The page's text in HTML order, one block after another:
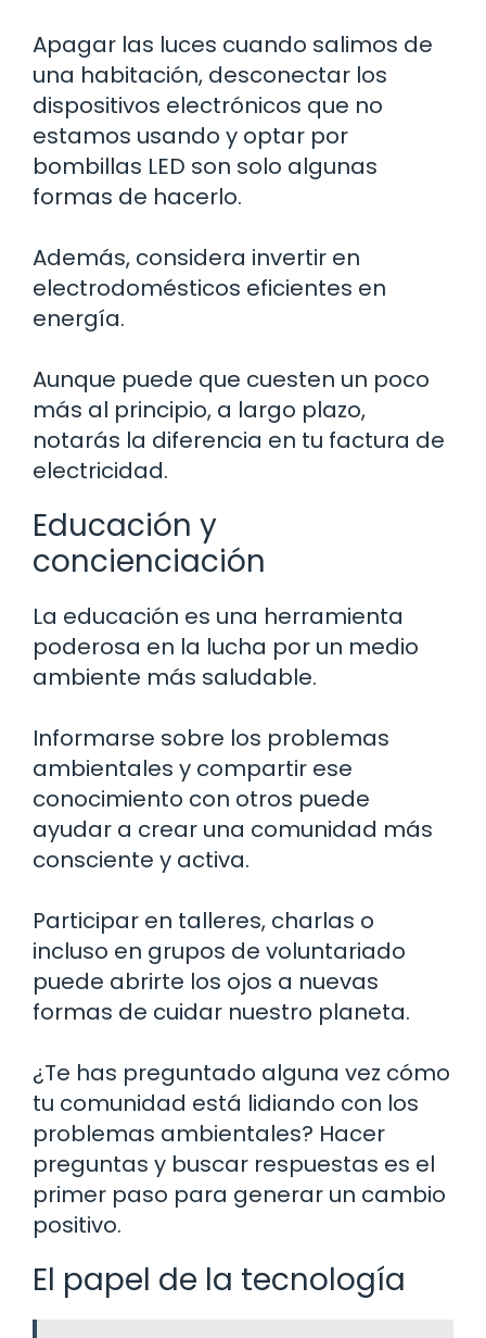
Apagar las luces cuando salimos de
una habitación, desconectar los
dispositivos electrónicos que no
estamos usando y optar por
bombillas LED son solo algunas
formas de hacerlo.
Además, considera invertir en
electrodomésticos eficientes en
energía.
Aunque puede que cuesten un poco
más al principio, a largo plazo,
notarás la diferencia en tu factura de
electricidad.
Educación y
concienciación
La educación es una herramienta
poderosa en la lucha por un medio
ambiente más saludable.
Informarse sobre los problemas
ambientales y compartir ese
conocimiento con otros puede
ayudar a crear una comunidad más
consciente y activa.
Participar en talleres, charlas o
incluso en grupos de voluntariado
puede abrirte los ojos a nuevas
formas de cuidar nuestro planeta.
¿Te has preguntado alguna vez cómo
tu comunidad está lidiando con los
problemas ambientales? Hacer
preguntas y buscar respuestas es el
primer paso para generar un cambio
positivo.
El papel de la tecnología